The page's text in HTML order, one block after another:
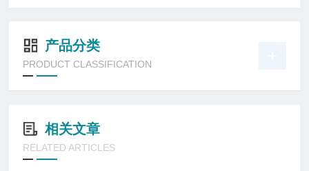
产品分类
PRODUCT CLASSIFICATION
相关文章
RELATED ARTICLES